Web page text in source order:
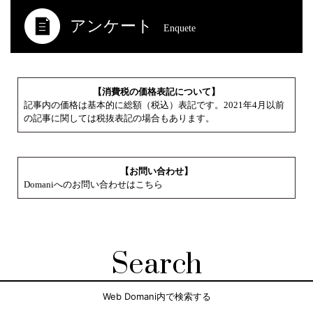
アンケート Enquete
【消費税の価格表記について】
記事内の価格は基本的に総額（税込）表記です。2021年4月以前
の記事に関しては税抜表記の場合もあります。
【お問い合わせ】
Domaniへのお問い合わせはこちら
Search
Web Domani内で検索する